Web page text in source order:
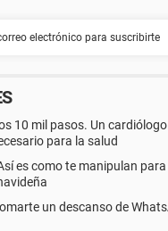
10 mil pasos. Un
para la salud
es como te manipulan
un descanso de